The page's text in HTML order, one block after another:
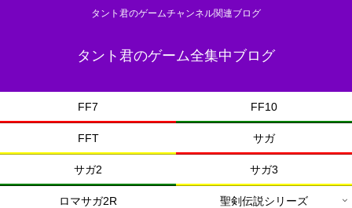
タント君のゲームチャンネル関連ブログ
タント君のゲーム全集中ブログ
FF7 FF10
FFT サガ
サガ2 サガ3
ロマサガ2R 聖剣伝説シリーズ